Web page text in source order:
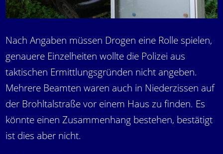
Nach Angaben müssen Drogen eine Rolle spielen,
genauere Einzelheiten wollte die Polizei aus
taktischen Ermittlungsgründen nicht angeben.
Mehrere Beamten waren auch in Niederzissen auf
der Brohltalstraße vor einem Haus zu finden. Es
könnte einen Zusammenhang bestehen, bestätigt
ist dies aber nicht.